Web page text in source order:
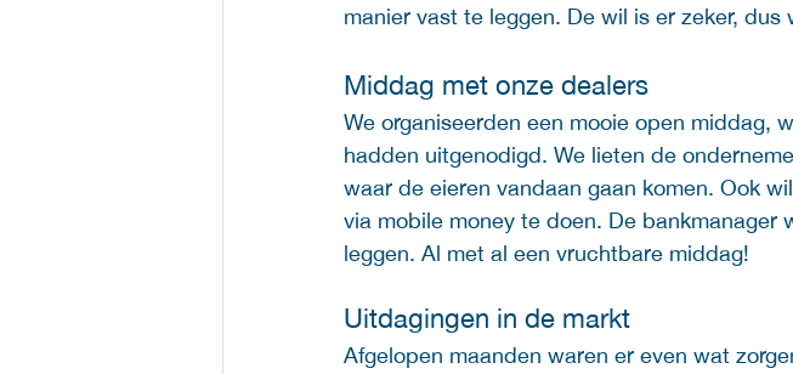
manier vast te leggen. De wil is er zeker, dus
Middag met onze dealers
We organiseerden een mooie open middag,
hadden uitgenodigd. We lieten de
waar de eieren vandaan gaan komen. Ook
via mobile money te doen. De bankmanager
leggen. Al met al een vruchtbare middag!
Uitdagingen in de markt
Afgelopen maanden waren er even wat